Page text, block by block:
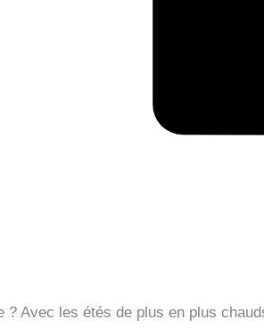
? Avec les étés de plus en plus